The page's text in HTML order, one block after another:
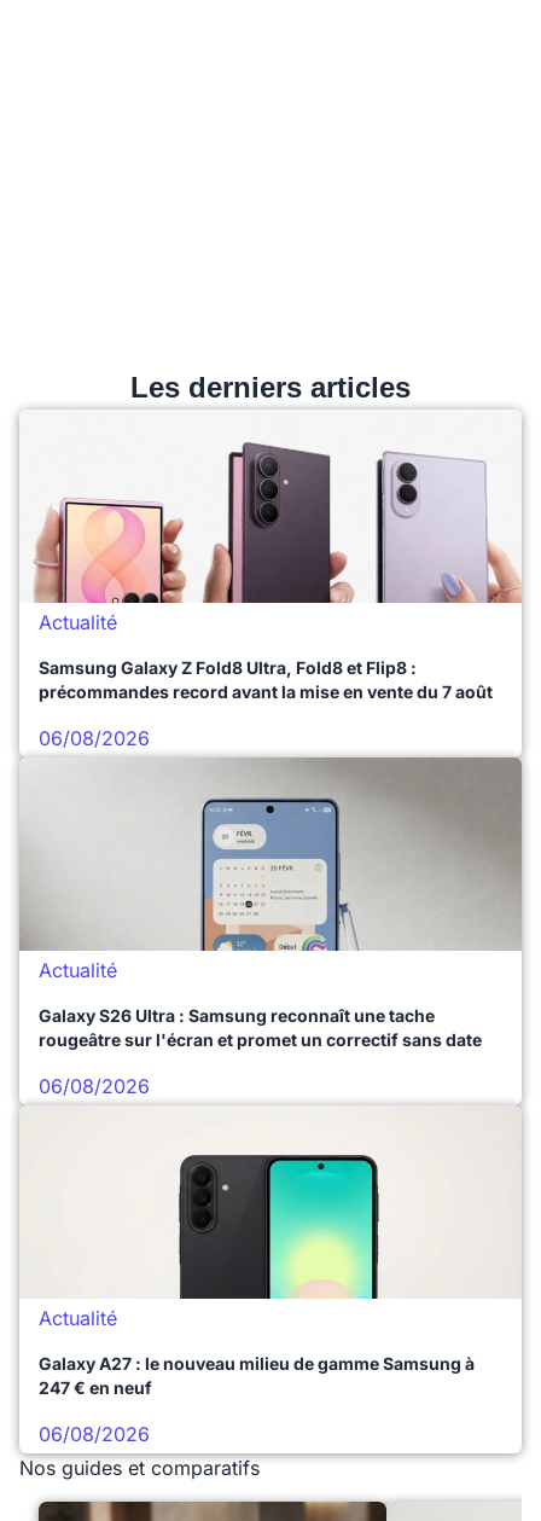
Les derniers articles
Actualité
Samsung Galaxy Z Fold8 Ultra, Fold8 et Flip8 :
précommandes record avant la mise en vente du 7 août
06/08/2026
Actualité
Galaxy S26 Ultra : Samsung reconnaît une tache
rougeâtre sur l'écran et promet un correctif sans date
06/08/2026
Actualité
Galaxy A27 : le nouveau milieu de gamme Samsung à
247 € en neuf
06/08/2026
Nos guides et comparatifs